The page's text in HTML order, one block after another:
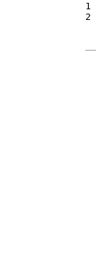
1
2